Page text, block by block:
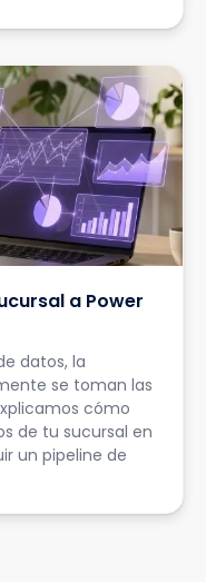
a Power
datos, la
se toman las
cómo
de tu sucursal en
un pipeline de